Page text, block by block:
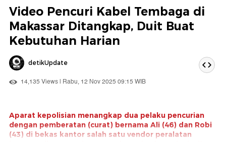
ini
Video Pencuri Kabel Tembaga di
Makassar Ditangkap, Duit Buat
Kebutuhan Harian
detikUpdate
14,135 Views | Rabu, 12 Nov 2025 09:15 WIB
Aparat kepolisian menangkap dua pelaku pencurian
dengan pemberatan (curat) bernama Ali (46) dan Robi
(43) di bekas kantor salah satu vendor peralatan